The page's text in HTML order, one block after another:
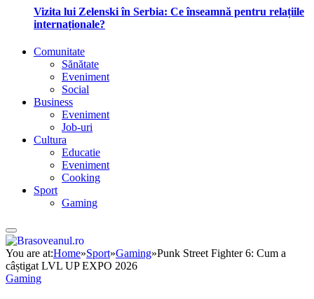
Vizita lui Zelenski în Serbia: Ce înseamnă pentru relațiile
internaționale?
Comunitate
Sănătate
Eveniment
Social
Business
Eveniment
Job-uri
Cultura
Educatie
Eveniment
Cooking
Sport
Gaming
You are at:Home»Sport»Gaming»Punk Street Fighter 6: Cum a
câștigat LVL UP EXPO 2026
Gaming